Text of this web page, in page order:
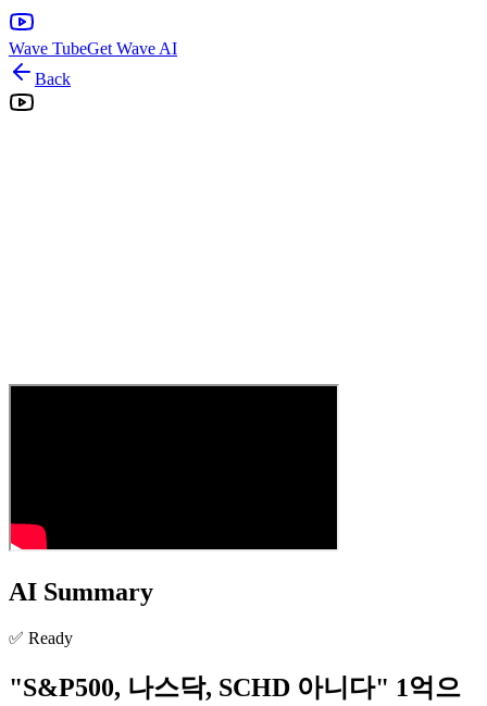
Wave TubeGet Wave AI
Back
AI Summary
✅ Ready
"S&P500, 나스닥, SCHD 아니다" 1억으